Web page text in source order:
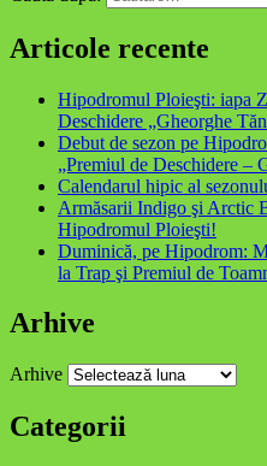
Articole recente
Hipodromul Ploieşti: iapa
Deschidere „Gheorghe
Debut de sezon pe
„Premiul de Deschidere –
Calendarul hipic al
Armăsarii Indigo şi Arctic
Hipodromul Ploieşti!
Duminică, pe Hipodrom:
la Trap şi Premiul de
Arhive
Arhive
Categorii